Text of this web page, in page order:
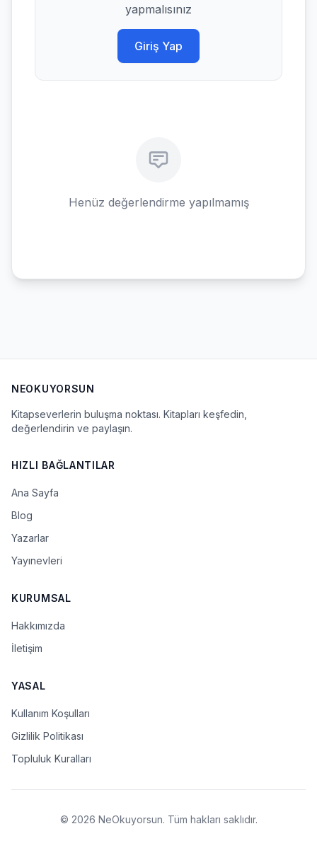
yapmalısınız
Giriş Yap
Henüz değerlendirme yapılmamış
NEOKUYORSUN
Kitapseverlerin buluşma noktası. Kitapları keşfedin,
değerlendirin ve paylaşın.
HIZLI BAĞLANTILAR
Ana Sayfa
Blog
Yazarlar
Yayınevleri
KURUMSAL
Hakkımızda
İletişim
YASAL
Kullanım Koşulları
Gizlilik Politikası
Topluluk Kuralları
© 2026 NeOkuyorsun. Tüm hakları saklıdır.